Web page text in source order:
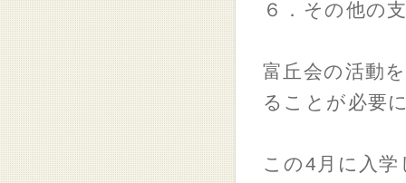
６．その他の
富丘会の活動
ることが必要
この4月に入